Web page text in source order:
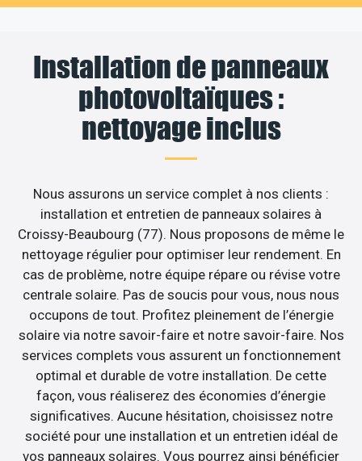
Installation de panneaux
photovoltaïques :
nettoyage inclus
Nous assurons un service complet à nos clients :
installation et entretien de panneaux solaires à
Croissy-Beaubourg (77). Nous proposons de même le
nettoyage régulier pour optimiser leur rendement. En
cas de problème, notre équipe répare ou révise votre
centrale solaire. Pas de soucis pour vous, nous nous
occupons de tout. Profitez pleinement de l’énergie
solaire via notre savoir-faire et notre savoir-faire. Nos
services complets vous assurent un fonctionnement
optimal et durable de votre installation. De cette
façon, vous réaliserez des économies d’énergie
significatives. Aucune hésitation, choisissez notre
société pour une installation et un entretien idéal de
vos panneaux solaires. Vous pourrez ainsi bénéficier